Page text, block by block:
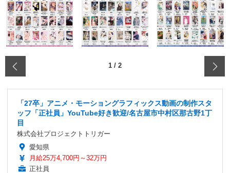
1 / 2
「27卒」アニメ・モーショングラフィックス動画の制作スタ
ッフ「正社員」YouTube好き歓迎/名古屋市中村区那古野1丁
目
株式会社プロジェクトトリガー
愛知県
月給25万4,700円～32万円
正社員